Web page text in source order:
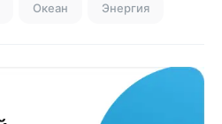
Океан Энергия